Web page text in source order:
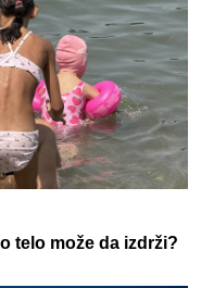
telo može da izdrži?